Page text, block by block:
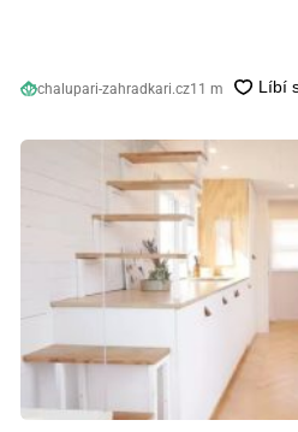
chalupari-zahradkari.cz11 m